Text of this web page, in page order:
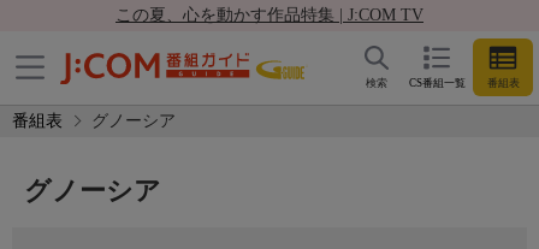
この夏、心を動かす作品特集 | J:COM TV
CS番組一覧 番組表
検索
番組表 グノーシア
グノーシア